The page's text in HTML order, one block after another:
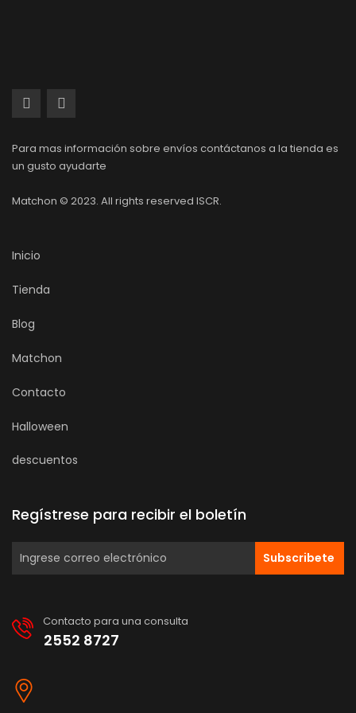
Para mas información sobre envíos contáctanos a la tienda es
un gusto ayudarte
Matchon © 2023. All rights reserved ISCR.
Inicio
Tienda
Blog
Matchon
Contacto
Halloween
descuentos
Regístrese para recibir el boletín
Subscribete
Contacto para una consulta
2552 8727